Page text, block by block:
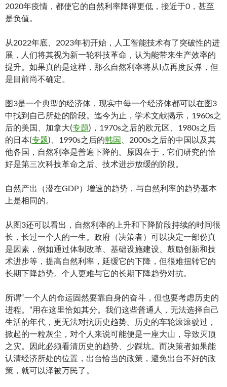
2020年疫情，都使它的自然利率降得更低，接近于0，甚至
是负值。
从2022年底、2023年初开始，人工智能技术有了突破性的进
展，人们将其视为新一轮科技革命，认为能带来生产效率的
提升。如果真的是这样，那么自然利率将从I点再度反弹，但
是目前尚不确定。
图3是一个典型的经济体，现实中每一个经济体都可以在图3
中找到自己所处的阶段。迄今为止，学术文献揭示，1960s之
后的美国、加拿大(专题)，1970s之后的欧元区、1980s之后
的日本(专题)、1990s之后的韩国 、2000s之后的中国以及其
他各国，自然利率是普遍下降的。原因在于，它们研究的恰
好是第三次科技革命之后、技术进步放缓的阶段。
自然产出（潜在GDP）增速的趋势，与自然利率的趋势基本
上是相同的。
从图3还可以看出，自然利率的上升和下降阶段持续的时间很
长，长过一个人的一生。政府（决策者）可以决定一部份真
是因素，例如通过体制改革、基础设施建设、鼓励创新和技
术进步等，提高自然利率，延缓它的下降，但很难扭转它的
长期下降趋势。个人更难与它的长期下降趋势对抗。
所谓“一个人的命运固然要靠自身的奋斗，但也要考虑历史的
进程。”用在这里恰如其分。我们这些普通人，无法选择自己
生活的年代，更无法对抗历史趋势。历史的车轮滚滚驶过，
掀起的一粒灰尘，对个人来说可能便是一座大山，导致灭顶
之灾。因此必须看清历史的趋势、少踩坑。而决策者如果能
认清经济所处的位置，出台恰当的政策，避免出台不好的政
策，就可以泽被万民了。